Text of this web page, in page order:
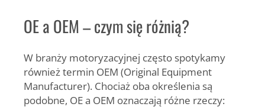
OE a OEM – czym się różnią?
W branży motoryzacyjnej często spotykamy
również termin OEM (Original Equipment
Manufacturer). Chociaż oba określenia są
podobne, OE a OEM oznaczają różne rzeczy: